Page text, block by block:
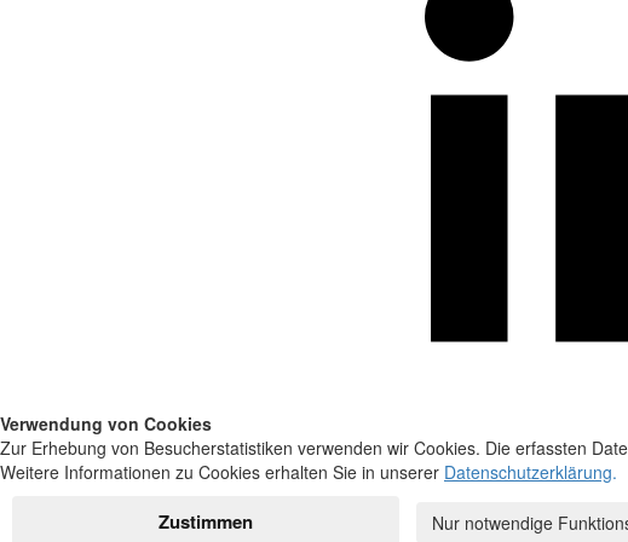
Verwendung von Cookies
Zur Erhebung von Besucherstatistiken verwenden wir Cookies. Die erfassten
Weitere Informationen zu Cookies erhalten Sie in unserer Datenschutzerklärung.
Zustimmen Nur notwendige